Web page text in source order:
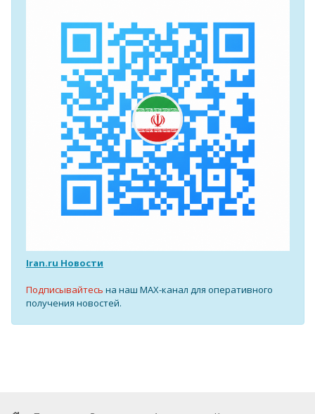
Iran.ru Новости
Подписывайтесь на наш MAX-канал для оперативного
получения новостей.